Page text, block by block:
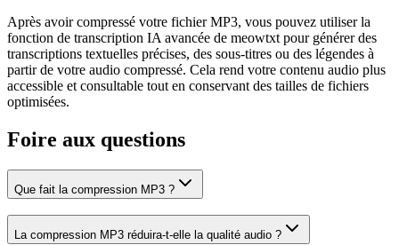
Après avoir compressé votre fichier MP3, vous pouvez utiliser la
fonction de transcription IA avancée de meowtxt pour générer des
transcriptions textuelles précises, des sous-titres ou des légendes à
partir de votre audio compressé. Cela rend votre contenu audio plus
accessible et consultable tout en conservant des tailles de fichiers
optimisées.
Foire aux questions
Que fait la compression MP3 ?
La compression MP3 réduira-t-elle la qualité audio ?